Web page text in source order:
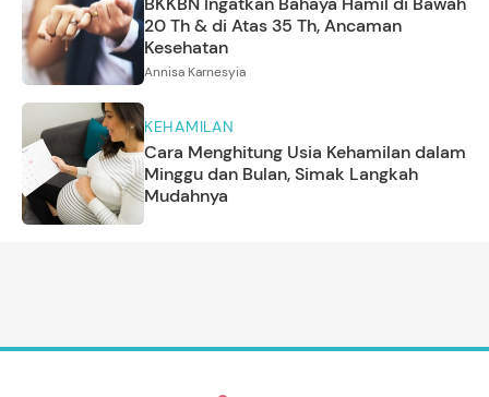
20 Th & di Atas 35 Th, Ancaman
Kesehatan
Annisa Karnesyia
KEHAMILAN
Cara Menghitung Usia Kehamilan dalam
Minggu dan Bulan, Simak Langkah
Mudahnya